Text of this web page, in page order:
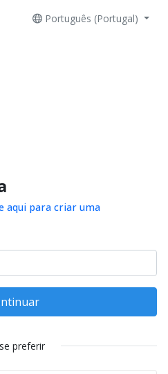
Português (Portugal)
aqui para criar uma
preferir